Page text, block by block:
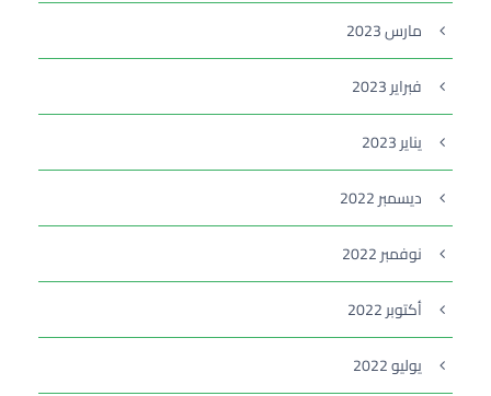
مارس 2023
فبراير 2023
يناير 2023
ديسمبر 2022
نوفمبر 2022
أكتوبر 2022
يوليو 2022